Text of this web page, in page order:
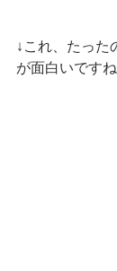
↓これ、たった
が面白いですね